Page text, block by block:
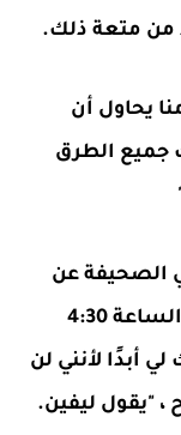
من متعة ذلك.
يحاول أن
جميع الطرق
الصحيفة عن
مقتل شخص ما في جريمة حدثت في الساعة 4:30
أبدًا لأنني لن
: 30 في الصباح ، "يقول ليفين.